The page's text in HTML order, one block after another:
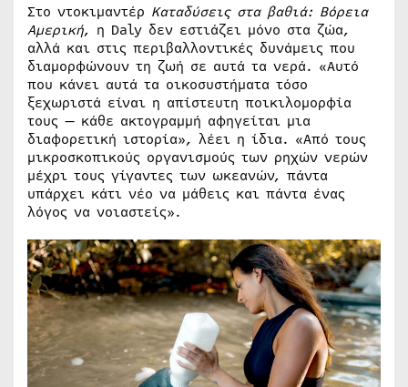
Στο ντοκιμαντέρ Καταδύσεις στα βαθιά: Βόρεια
Αμερική, η Daly δεν εστιάζει μόνο στα ζώα,
αλλά και στις περιβαλλοντικές δυνάμεις που
διαμορφώνουν τη ζωή σε αυτά τα νερά. «Αυτό
που κάνει αυτά τα οικοσυστήματα τόσο
ξεχωριστά είναι η απίστευτη ποικιλομορφία
τους — κάθε ακτογραμμή αφηγείται μια
διαφορετική ιστορία», λέει η ίδια. «Από τους
μικροσκοπικούς οργανισμούς των ρηχών νερών
μέχρι τους γίγαντες των ωκεανών, πάντα
υπάρχει κάτι νέο να μάθεις και πάντα ένας
λόγος να νοιαστείς».